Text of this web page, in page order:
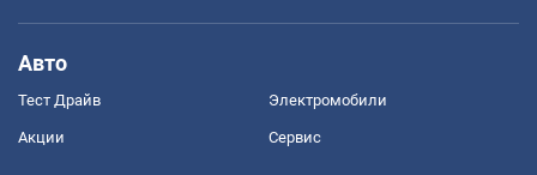
Авто
Тест Драйв Электромобили
Акции Сервис